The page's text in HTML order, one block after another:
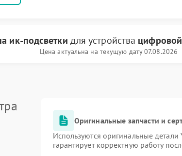
ик-подсветки для устройства
Цена актуальна на текущую дату 07.08.2026
Оригинальные запчасти и
Используются оригинальные
гарантирует корректную работу